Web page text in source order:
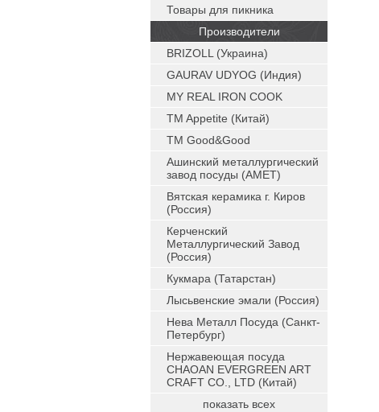
Товары для пикника
Производители
BRIZOLL (Украина)
GAURAV UDYOG (Индия)
MY REAL IRON COOK
TM Appetite (Китай)
TM Good&Good
Ашинский металлургический
завод посуды (АМЕТ)
Вятская керамика г. Киров
(Россия)
Керченский
Металлургический Завод
(Россия)
Кукмара (Татарстан)
Лысьвенские эмали (Россия)
Нева Металл Посуда (Санкт-
Петербург)
Нержавеющая посуда
CHAOAN EVERGREEN ART
CRAFT CO., LTD (Китай)
показать всех